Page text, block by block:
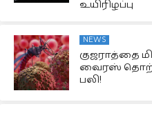
உயிரிழப்பு
NEWS
குஜராத்தை
வைரஸ்
பலி!